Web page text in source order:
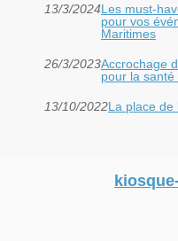
13/3/2024Les must-
pour vos
Maritimes
26/3/2023Accrochage
pour la santé
13/10/2022La place de